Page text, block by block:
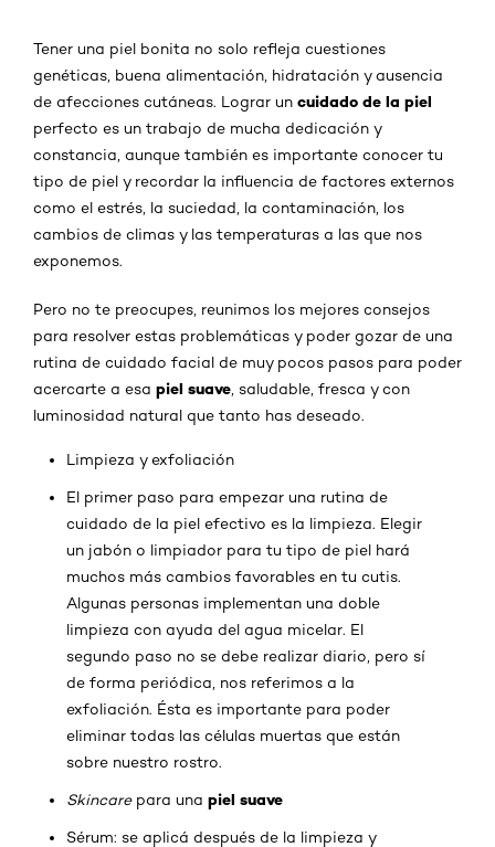
Tener una piel bonita no solo refleja cuestiones
genéticas, buena alimentación, hidratación y ausencia
de afecciones cutáneas. Lograr un cuidado de la piel
perfecto es un trabajo de mucha dedicación y
constancia, aunque también es importante conocer tu
tipo de piel y recordar la influencia de factores externos
como el estrés, la suciedad, la contaminación, los
cambios de climas y las temperaturas a las que nos
exponemos.
Pero no te preocupes, reunimos los mejores consejos
para resolver estas problemáticas y poder gozar de una
rutina de cuidado facial de muy pocos pasos para poder
acercarte a esa piel suave , saludable, fresca y con
luminosidad natural que tanto has deseado.
Limpieza y exfoliación
El primer paso para empezar una rutina de
cuidado de la piel efectivo es la limpieza. Elegir
un jabón o limpiador para tu tipo de piel hará
muchos más cambios favorables en tu cutis.
Algunas personas implementan una doble
limpieza con ayuda del agua micelar. El
segundo paso no se debe realizar diario, pero sí
de forma periódica, nos referimos a la
exfoliación. Ésta es importante para poder
eliminar todas las células muertas que están
sobre nuestro rostro.
Skincarepara una piel suave
Sérum: se aplicá después de la limpieza y